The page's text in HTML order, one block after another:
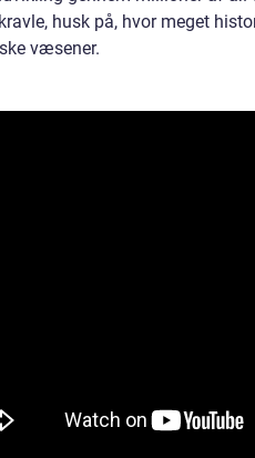
husk på, hvor meget
væsener.